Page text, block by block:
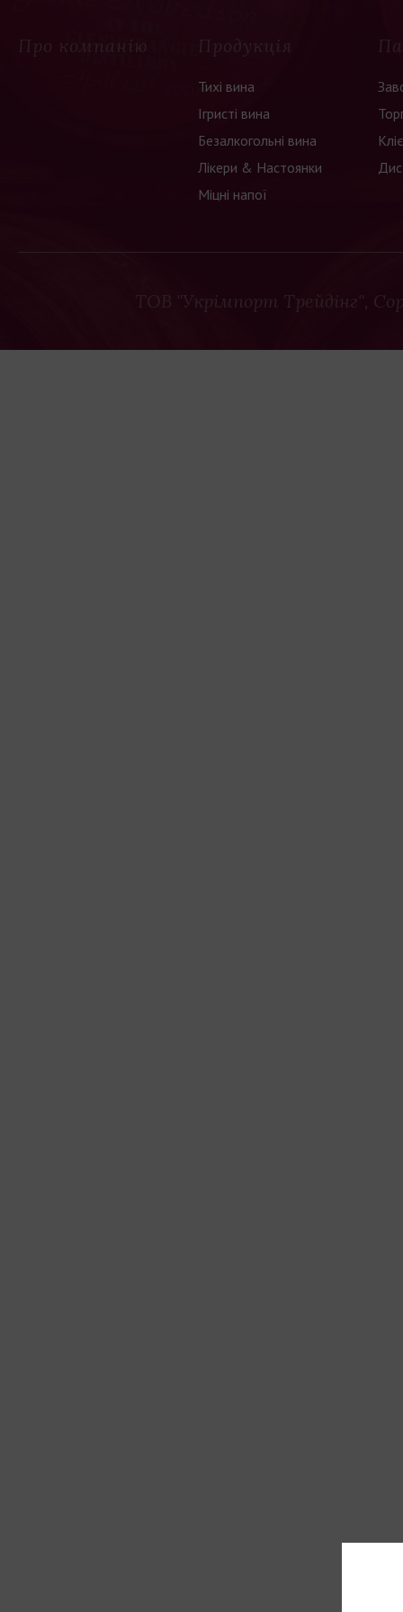
Про компанію Продукція
Тихі вина
Ігристі вина
Безалкогольні вина
Лікери & Настоянки
Міцні напої
ТОВ "Укрімпорт Трейдінг",